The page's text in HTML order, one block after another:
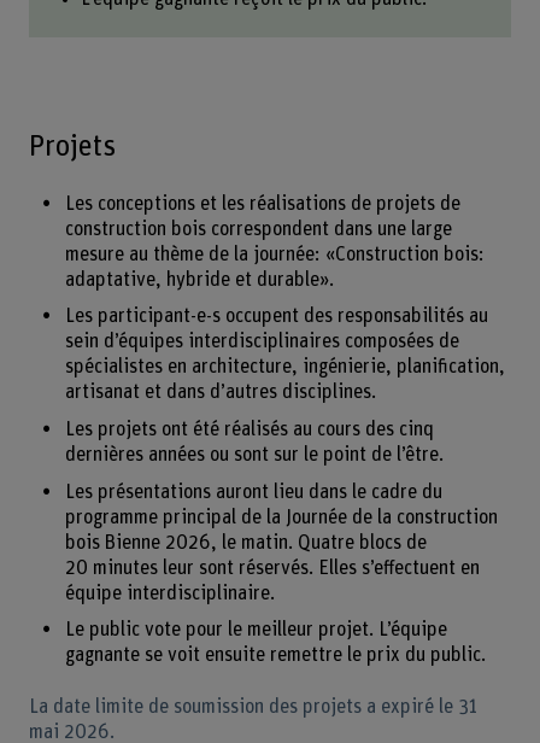
Projets
Les conceptions et les réalisations de projets de
construction bois correspondent dans une large
mesure au thème de la journée: «Construction bois:
adaptative, hybride et durable».
Les participant-e-s occupent des responsabilités au
sein d’équipes interdisciplinaires composées de
spécialistes en architecture, ingénierie, planification,
artisanat et dans d’autres disciplines.
Les projets ont été réalisés au cours des cinq
dernières années ou sont sur le point de l’être.
Les présentations auront lieu dans le cadre du
programme principal de la Journée de la construction
bois Bienne 2026, le matin. Quatre blocs de
20 minutes leur sont réservés. Elles s’effectuent en
équipe interdisciplinaire.
Le public vote pour le meilleur projet. L’équipe
gagnante se voit ensuite remettre le prix du public.
La date limite de soumission des projets a expiré le 31
mai 2026.